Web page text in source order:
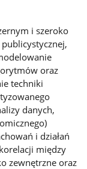
i szeroko
oraz
techniki
danych,
i działań
między
zewnętrzne oraz